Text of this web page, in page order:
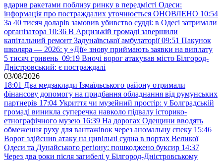
вдарив ракетами поблизу ринку в передмісті Одеси:
інформація про постраждалих уточнюється ОНОВЛЕНО 10:54
За 40 тисяч доларів замовив убивство судді: в Одесі затримали
організатора 10:36 В Арцизькій громаді завершили
капітальний ремонт Задунаївської амбулаторії 09:51 Пакунок
школяра — 2026: у «Дії» знову приймають заявки на виплату
5 тисяч гривень 09:19 Вночі ворог атакував місто Білгород-
Дністровський: є постраждалі
03/08/2026
18:01 Два медзаклади Ізмаїльського району отримали
фінансову допомогу на придбання обладнання від румунських
партнерів 17:04 Укриття чи музейний простір: у Болградській
громаді виникла суперечка навколо підвалу історико-
етнографічного музею 16:39 На дорогах Одещини вводять
обмеження руху для вантажівок через аномальну спеку 15:46
Ворог здійснив атаку на цивільні судна в портах Великої
Одеси та Дунайського регіону: пошкоджено буксир 14:37
Через два роки після загибелі у Білгород-Дністровському